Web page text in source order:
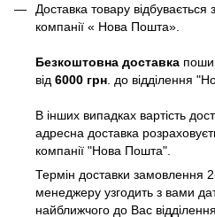
Доставка товару
компанії « Нова Пошта».
Безкоштовна доставка
від 6000 грн . до відділення
В інших випадках вартість
адресна доставка
компанії "Нова Пошта".
Термін доставки замовлення
менеджеру узгодить з вами
найближчого до Вас